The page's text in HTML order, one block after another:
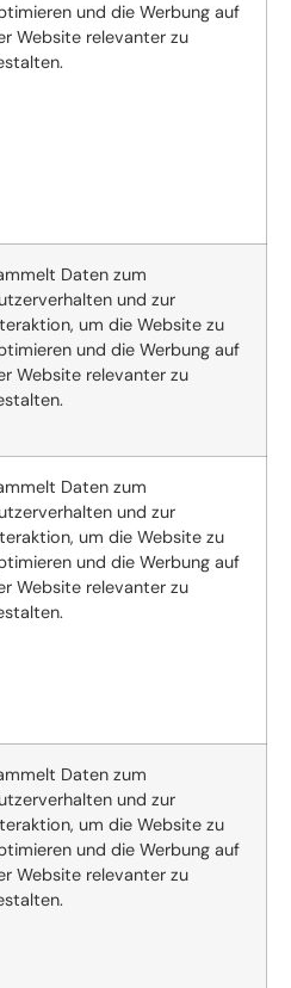
und die Werbung auf
Website relevanter zu
Daten zum
und zur
um die Website zu
und die Werbung auf
Website relevanter zu
Daten zum
und zur
um die Website zu
und die Werbung auf
Website relevanter zu
Daten zum
und zur
um die Website zu
und die Werbung auf
Website relevanter zu